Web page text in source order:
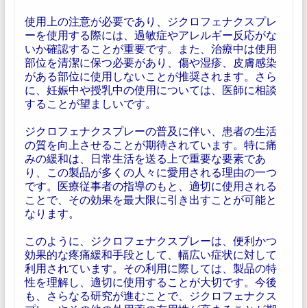
使用上の注意が必要であり、ジクロフェナクスプレ
ーを使用する際には、過敏症やアレルギー反応がな
いか確認することが重要です。また、治療中は使用
部位を清潔に保つ必要があり、傷や湿疹、皮膚感染
がある部位に使用しないことが推奨されます。さら
に、妊娠中や授乳中の使用については、医師に相談
することが望ましいです。
ジクロフェナクスプレーの普及に伴い、患者の生活
の質を向上させることが期待されています。特に痛
みの緩和は、日常生活を送る上で重要な要素であ
り、この製品が多くの人々に愛用される理由の一つ
です。医療従事者の指導のもと、適切に使用される
ことで、その効果を最大限に引き出すことが可能と
なります。
このように、ジクロフェナクスプレーは、便利かつ
効果的な疼痛緩和手段として、幅広い症状に対して
利用されています。その利用に際しては、製品の特
性を理解し、適切に使用することが大切です。今後
も、さらなる研究が進むことで、ジクロフェナクス